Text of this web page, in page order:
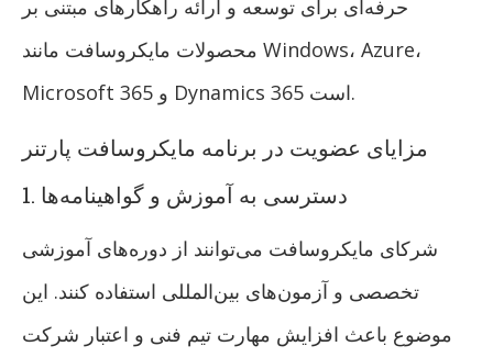
حرفه‌ای برای توسعه و ارائه راهکارهای مبتنی بر
محصولات مایکروسافت مانند Windows، Azure،
Microsoft 365 و Dynamics 365 است.
مزایای عضویت در برنامه مایکروسافت پارتنر
1. دسترسی به آموزش و گواهینامه‌ها
شرکای مایکروسافت می‌توانند از دوره‌های آموزشی
تخصصی و آزمون‌های بین‌المللی استفاده کنند. این
موضوع باعث افزایش مهارت تیم فنی و اعتبار شرکت